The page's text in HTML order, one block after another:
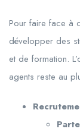
Pour faire face à
développer des
et de formation.
agents reste au